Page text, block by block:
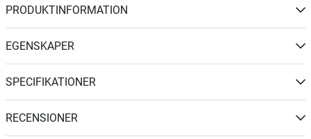
PRODUKTINFORMATION
EGENSKAPER
SPECIFIKATIONER
RECENSIONER